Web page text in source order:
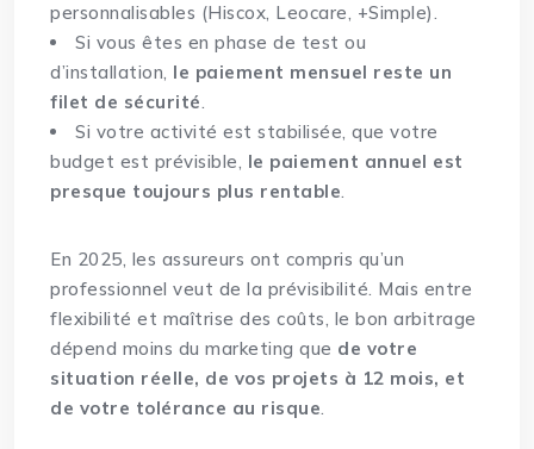
personnalisables (Hiscox, Leocare, +Simple).
Si vous êtes en phase de test ou
d’installation, le paiement mensuel reste un
filet de sécurité.
Si votre activité est stabilisée, que votre
budget est prévisible, le paiement annuel est
presque toujours plus rentable.
En 2025, les assureurs ont compris qu’un
professionnel veut de la prévisibilité. Mais entre
flexibilité et maîtrise des coûts, le bon arbitrage
dépend moins du marketing que de votre
situation réelle, de vos projets à 12 mois, et
de votre tolérance au risque.